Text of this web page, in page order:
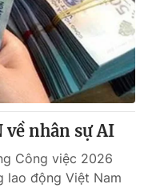
Việt
bằng AI
về nhân sự AI
Công việc 2026
lao động Việt Nam